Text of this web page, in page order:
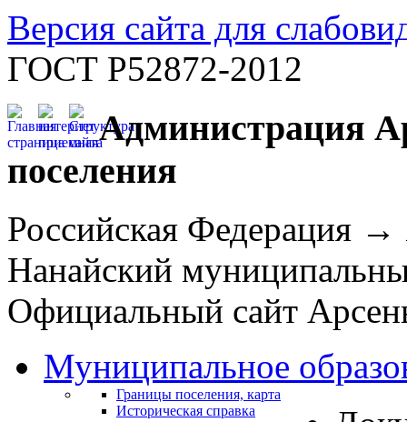
Версия сайта для
ГОСТ Р52872-2012
Администрация
поселения
Российская Федерация
Нанайский
Официальный сайт
Муниципальное
Границы поселения, карта
Историческая справка